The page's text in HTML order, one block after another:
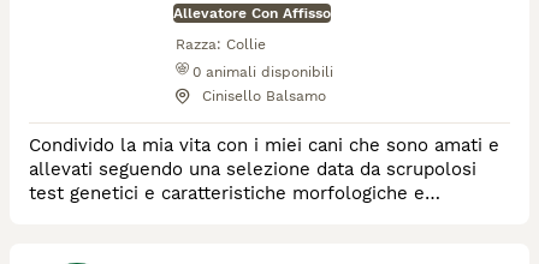
Allevatore Con Affisso
Razza: Collie
0 animali disponibili
Cinisello Balsamo
Condivido la mia vita con i miei cani che sono amati e
allevati seguendo una selezione data da scrupolosi
test genetici e caratteristiche morfologiche e